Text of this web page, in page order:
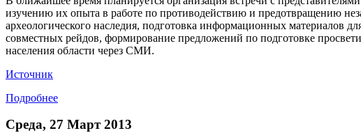
изучению их опыта в работе по противодействию и предотвращению
археологического наследия, подготовка информационных материалов
совместных рейдов, формирование предложений по подготовке
населения области через СМИ.
Источник
Подробнее
Среда, 27 Март 2013